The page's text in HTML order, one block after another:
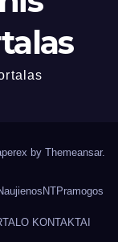
by Themeansar.
NTPramogos
KONTAKTAI